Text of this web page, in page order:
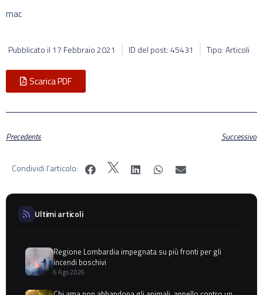
mac
Pubblicato il 17 Febbraio 2021 ID del post: 45431 Tipo: Articoli
Scarica PDF
Precedente Successivo
Condividi l'articolo:
Ultimi articoli
Regione Lombardia impegnata su più fronti per gli
incendi boschivi
6 Ago 2026